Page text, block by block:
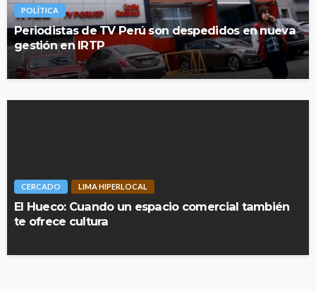
POLÍTICA
Periodistas de TV Perú son despedidos en nueva
gestión en IRTP
CERCADO LIMA HIPERLOCAL
El Hueco: Cuando un espacio comercial también
te ofrece cultura